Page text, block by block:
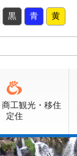
黒 青 黄
工観光・移住
定住